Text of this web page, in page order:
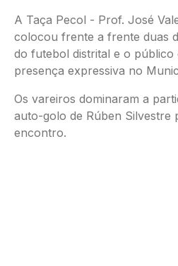
A Taça Pecol - Prof. José
colocou frente a frente duas
do futebol distrital e o
presença expressiva no
Os vareiros dominaram a
auto-golo de Rúben Silvestre
encontro.